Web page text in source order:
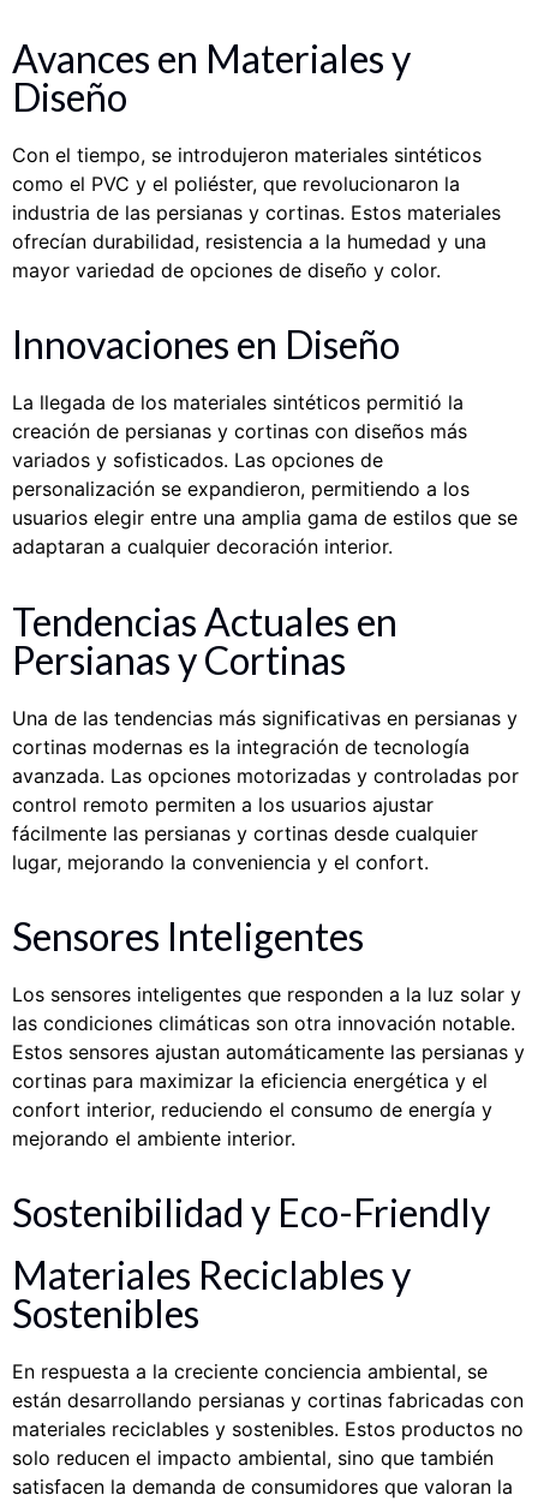
Avances en Materiales y
Diseño
Con el tiempo, se introdujeron materiales sintéticos
como el PVC y el poliéster, que revolucionaron la
industria de las persianas y cortinas. Estos materiales
ofrecían durabilidad, resistencia a la humedad y una
mayor variedad de opciones de diseño y color.
Innovaciones en Diseño
La llegada de los materiales sintéticos permitió la
creación de persianas y cortinas con diseños más
variados y sofisticados. Las opciones de
personalización se expandieron, permitiendo a los
usuarios elegir entre una amplia gama de estilos que se
adaptaran a cualquier decoración interior.
Tendencias Actuales en
Persianas y Cortinas
Una de las tendencias más significativas en persianas y
cortinas modernas es la integración de tecnología
avanzada. Las opciones motorizadas y controladas por
control remoto permiten a los usuarios ajustar
fácilmente las persianas y cortinas desde cualquier
lugar, mejorando la conveniencia y el confort.
Sensores Inteligentes
Los sensores inteligentes que responden a la luz solar y
las condiciones climáticas son otra innovación notable.
Estos sensores ajustan automáticamente las persianas y
cortinas para maximizar la eficiencia energética y el
confort interior, reduciendo el consumo de energía y
mejorando el ambiente interior.
Sostenibilidad y Eco-Friendly
Materiales Reciclables y
Sostenibles
En respuesta a la creciente conciencia ambiental, se
están desarrollando persianas y cortinas fabricadas con
materiales reciclables y sostenibles. Estos productos no
solo reducen el impacto ambiental, sino que también
satisfacen la demanda de consumidores que valoran la